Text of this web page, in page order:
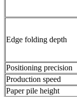
Edge folding depth
Positioning precision
Production speed
Paper pile height